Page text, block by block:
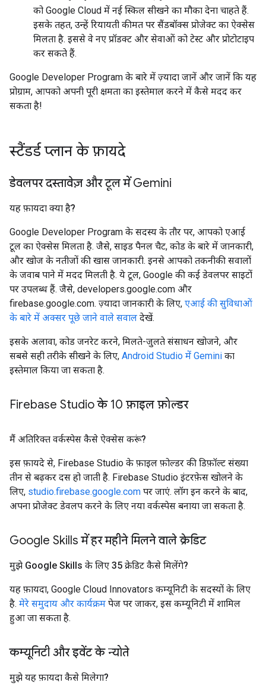
को Google Cloud में नई स्किल सीखने का मौका देना चाहते हैं.
इसके तहत, उन्हें रियायती कीमत पर सैंडबॉक्स प्रोजेक्ट का ऐक्सेस
मिलता है. इससे वे नए प्रॉडक्ट और सेवाओं को टेस्ट और प्रोटोटाइप
कर सकते हैं.
Google Developer Program के बारे में ज़्यादा जानें और जानें कि यह
प्रोग्राम, आपको अपनी पूरी क्षमता का इस्तेमाल करने में कैसे मदद कर
सकता है!
स्टैंडर्ड प्लान के फ़ायदे
डेवलपर दस्तावेज़ और टूल में Gemini
यह फ़ायदा क्या है?
Google Developer Program के सदस्य के तौर पर, आपको एआई
टूल का ऐक्सेस मिलता है. जैसे, साइड पैनल चैट, कोड के बारे में जानकारी,
और खोज के नतीजों की खास जानकारी. इनसे आपको तकनीकी सवालों
के जवाब पाने में मदद मिलती है. ये टूल, Google की कई डेवलपर साइटों
पर उपलब्ध हैं. जैसे, developers.google.com और
firebase.google.com. ज़्यादा जानकारी के लिए, एआई की सुविधाओं
के बारे में अक्सर पूछे जाने वाले सवाल देखें.
इसके अलावा, कोड जनरेट करने, मिलते-जुलते संसाधन खोजने, और
सबसे सही तरीके सीखने के लिए, Android Studio में Gemini का
इस्तेमाल किया जा सकता है.
Firebase Studio के 10 फ़ाइल फ़ोल्डर
मैं अतिरिक्त वर्कस्पेस कैसे ऐक्सेस करूं?
इस फ़ायदे से, Firebase Studio के फ़ाइल फ़ोल्डर की डिफ़ॉल्ट संख्या
तीन से बढ़कर दस हो जाती है. Firebase Studio इंटरफ़ेस खोलने के
लिए, studio.firebase.google.com पर जाएं. लॉग इन करने के बाद,
अपना प्रोजेक्ट डेवलप करने के लिए नया वर्कस्पेस बनाया जा सकता है.
Google Skills में हर महीने मिलने वाले क्रेडिट
मुझे Google Skills के लिए 35 क्रेडिट कैसे मिलेंगे?
यह फ़ायदा, Google Cloud Innovators कम्यूनिटी के सदस्यों के लिए
है. मेरे समुदाय और कार्यक्रम पेज पर जाकर, इस कम्यूनिटी में शामिल
हुआ जा सकता है.
कम्यूनिटी और इवेंट के न्योते
मुझे यह फ़ायदा कैसे मिलेगा?